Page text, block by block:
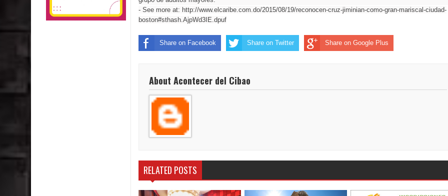
- See more at: http://www.elcaribe.com.do/2015/08/19/reconocen-cruz-jiminian-como-gran-mariscal-ciudad-
boston#sthash.AjpWd3IE.dpuf
Share on Facebook Share on Twitter Share on Google Plus
About Acontecer del Cibao
RELATED POSTS